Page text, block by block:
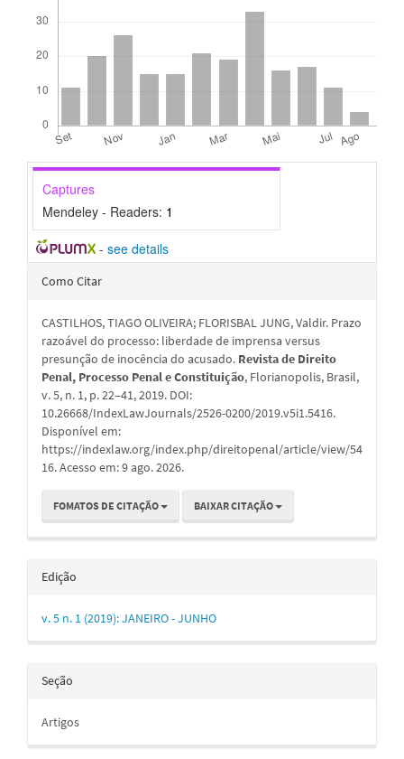
Captures
Mendeley - Readers: 1
- see details
Detalhes
artigo
Como Citar
CASTILHOS, TIAGO OLIVEIRA; FLORISBAL JUNG, Valdir. Prazo
razoável do processo: liberdade de imprensa versus
presunção de inocência do acusado. Revista de Direito
Penal, Processo Penal e Constituição, Florianopolis, Brasil,
v. 5, n. 1, p. 22–41, 2019. DOI:
10.26668/IndexLawJournals/2526-0200/2019.v5i1.5416.
Disponível em:
https://indexlaw.org/index.php/direitopenal/article/view/54
16. Acesso em: 9 ago. 2026.
FOMATOS DE CITAÇÃO BAIXAR CITAÇÃO
Edição
v. 5 n. 1 (2019): JANEIRO - JUNHO
Seção
Artigos